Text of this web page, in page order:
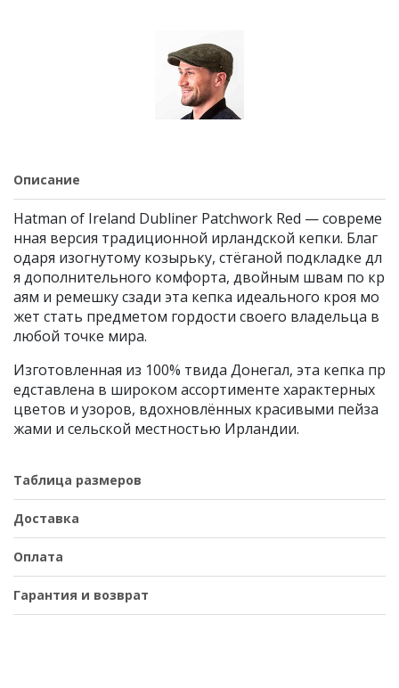
Описание
Hatman of Ireland Dubliner Patchwork Red — совреме
нная версия традиционной ирландской кепки. Благ
одаря изогнутому козырьку, стёганой подкладке дл
я дополнительного комфорта, двойным швам по кр
аям и ремешку сзади эта кепка идеального кроя мо
жет стать предметом гордости своего владельца в
любой точке мира.
Изготовленная из 100% твида Донегал, эта кепка пр
едставлена в широком ассортименте характерных
цветов и узоров, вдохновлённых красивыми пейза
жами и сельской местностью Ирландии.
Таблица размеров
Доставка
Оплата
Гарантия и возврат